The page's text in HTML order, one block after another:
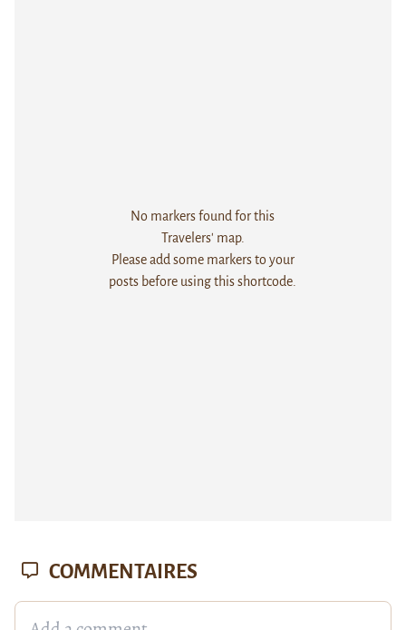
No markers found for this
Travelers' map.
Please add some markers to your
posts before using this shortcode.
COMMENTAIRES